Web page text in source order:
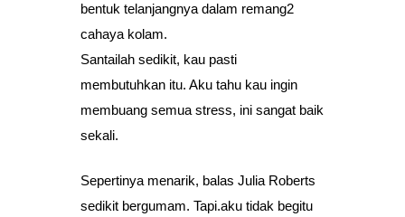
bentuk telanjangnya dalam remang2
cahaya kolam.
Santailah sedikit, kau pasti
membutuhkan itu. Aku tahu kau ingin
membuang semua stress, ini sangat baik
sekali.
Sepertinya menarik, balas Julia Roberts
sedikit bergumam. Tapi.aku tidak begitu